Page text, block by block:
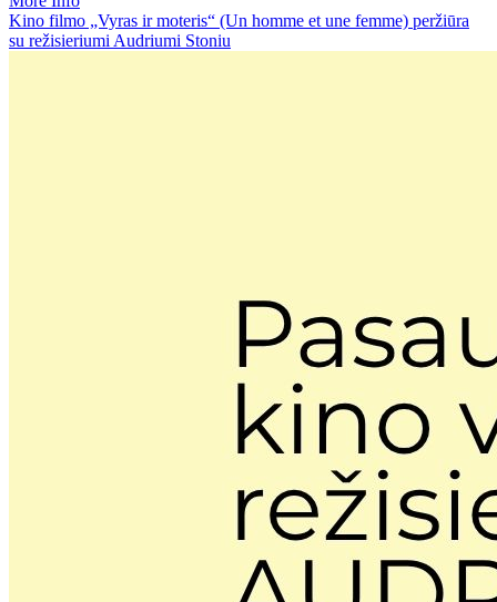
Kino filmo „Vyras ir moteris“ (Un homme et une femme) peržiūra
su režisieriumi Audriumi Stoniu